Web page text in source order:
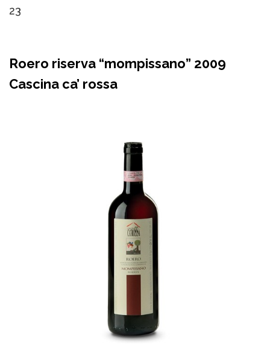
23
Roero riserva “mompissano” 2009
Cascina ca’ rossa